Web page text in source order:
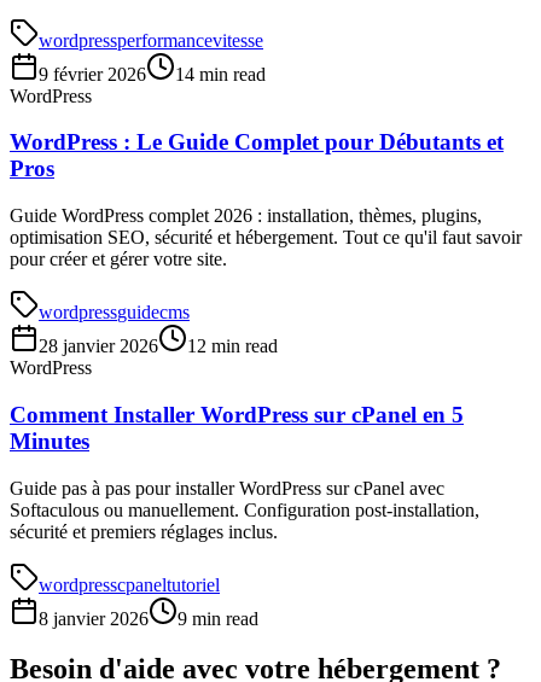
wordpressperformancevitesse
9 février 2026
14 min read
WordPress
WordPress : Le Guide Complet pour Débutants et
Pros
Guide WordPress complet 2026 : installation, thèmes, plugins,
optimisation SEO, sécurité et hébergement. Tout ce qu'il faut savoir
pour créer et gérer votre site.
wordpressguidecms
28 janvier 2026
12 min read
WordPress
Comment Installer WordPress sur cPanel en 5
Minutes
Guide pas à pas pour installer WordPress sur cPanel avec
Softaculous ou manuellement. Configuration post-installation,
sécurité et premiers réglages inclus.
wordpresscpaneltutoriel
8 janvier 2026
9 min read
Besoin d'aide avec votre hébergement ?